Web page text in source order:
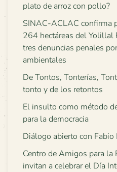
plato de arroz con pollo?
SINAC-ACLAC confirma
264 hectáreas del Yolillal
tres denuncias penales
ambientales
De Tontos, Tonterías,
tonto y de los retontos
El insulto como método
para la democracia
Diálogo abierto con Fabio
Centro de Amigos para la
invitan a celebrar el Día